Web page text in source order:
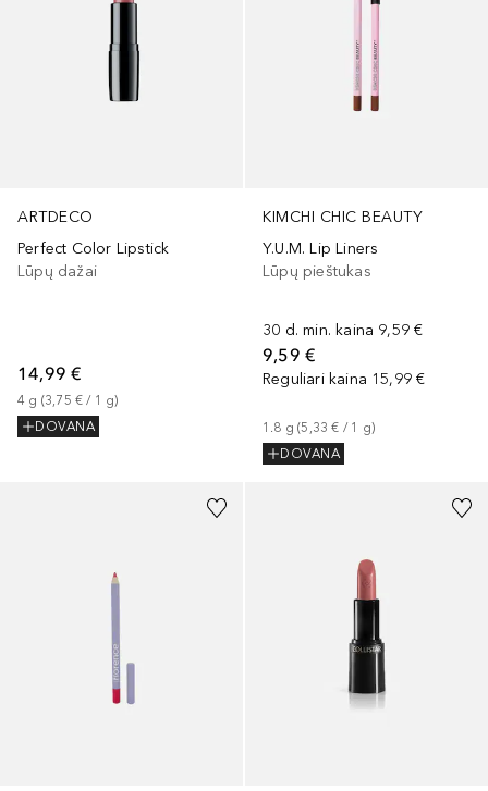
ARTDECO
Perfect Color Lipstick
Lūpų dažai
14,99 €
4 g (3,75 € / 1 g)
DOVANA
KIMCHI CHIC BEAUTY
Y.U.M. Lip Liners
Lūpų pieštukas
30 d. min. kaina 9,59 €
9,59 €
Reguliari kaina 15,99 €
1.8 g (5,33 € / 1 g)
DOVANA